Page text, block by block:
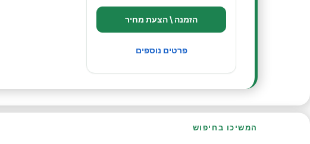
הזמנה \ הצעת מחיר
פרטים נוספים
המשיכו בחיפוש